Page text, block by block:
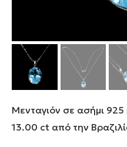
Μενταγιόν σε ασήμι
13.00 ct από την